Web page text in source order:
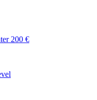
200 €